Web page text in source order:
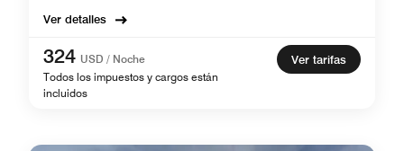
Ver detalles
324 USD / Noche
Todos los impuestos y cargos están
incluidos
Ver tarifas